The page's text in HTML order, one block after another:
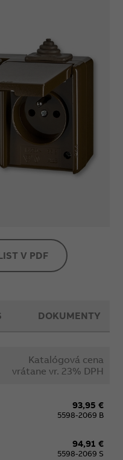
V PDF
Katalógová cena
vrátane vr. 23% DPH
93,95 €
5598-2069 B
94,91 €
5598-2069 S
DOKUMENTY